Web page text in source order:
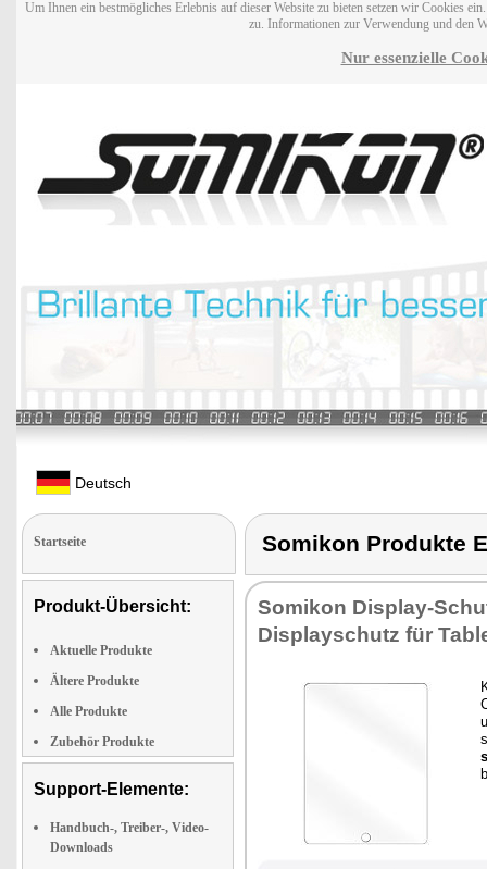
Um Ihnen ein bestmögliches Erlebnis auf dieser Website zu bieten setzen wir Cookies
zu. Informationen zur Verwendung und den
Nur essenzielle
Deutsch
Startseite
Produkt-Übersicht:
Aktuelle Produkte
Ältere Produkte
Alle Produkte
Zubehör Produkte
Support-Elemente:
Handbuch-, Treiber-, Video-
Downloads
Somikon Produkte
So­mi­kon Dis­play-
Dis­play­schutz für